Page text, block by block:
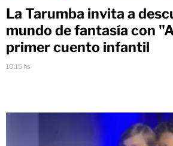
La Tarumba invita a
mundo de fantasía con
primer cuento infantil
10:15 hs